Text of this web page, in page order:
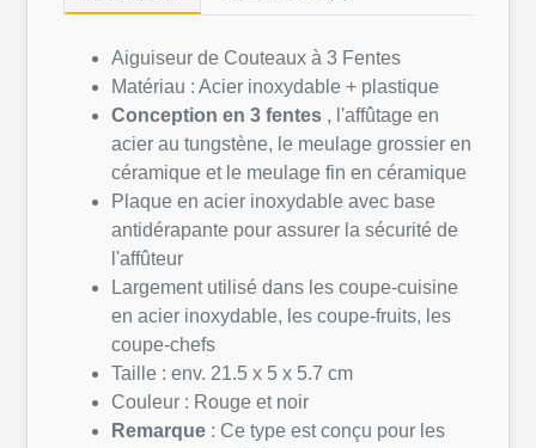
Aiguiseur de Couteaux à 3 Fentes
Matériau : Acier inoxydable + plastique
Conception en 3 fentes , l'affûtage en
acier au tungstène, le meulage grossier en
céramique et le meulage fin en céramique
Plaque en acier inoxydable avec base
antidérapante pour assurer la sécurité de
l'affûteur
Largement utilisé dans les coupe-cuisine
en acier inoxydable, les coupe-fruits, les
coupe-chefs
Taille : env. 21.5 x 5 x 5.7 cm
Couleur : Rouge et noir
Remarque : Ce type est conçu pour les